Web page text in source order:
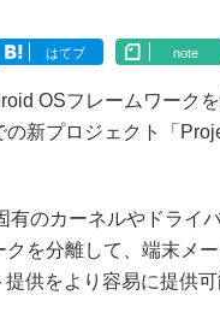
はてブ note
OSフレームワーク
新プロジェクト「
のカーネルやドライ
を分離して、端末メ
供をより容易に提供